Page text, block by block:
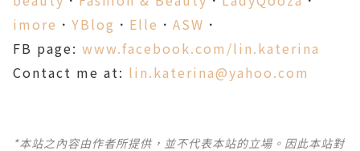
imore ． YBlog ． Elle ． ASW ．
FB page: www.facebook.com/lin.katerina
Contact me at: lin.katerina@yahoo.com
*本站之內容由作者所提供，並不代表本站的立場。因此本站對